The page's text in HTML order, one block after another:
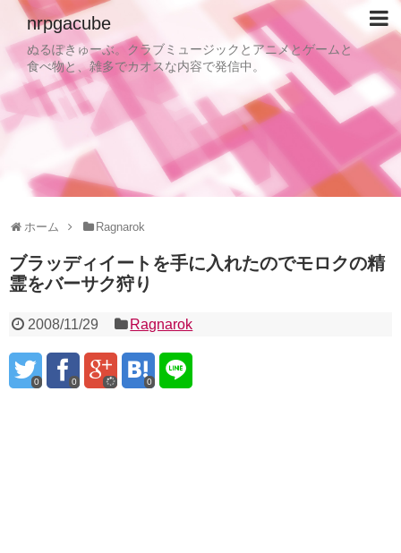
nrpgacube
ぬるぽきゅーぶ。クラブミュージックとアニメとゲームと
食べ物と、雑多でカオスな内容で発信中。
ホーム Ragnarok
ブラッディイートを手に入れたのでモロクの精
霊をバーサク狩り
2008/11/29 Ragnarok
0 0 0